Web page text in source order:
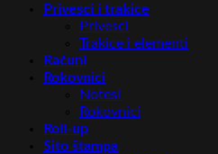
Privesci i trakice
Privesci
Trakice i elementi
Računi
Rokovnici
Notesi
Rokovnici
Roll-up
Sito štampa